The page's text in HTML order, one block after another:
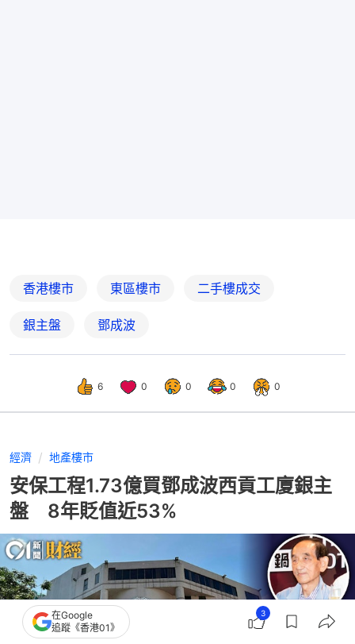
香港樓市 東區樓市 二手樓成交
銀主盤 鄧成波
6 0 0 0 0
經濟 地產樓市
安保工程1.73億買鄧成波西貢工廈銀主
盤 8年貶值近53%
在Google
追蹤《香港01》
3